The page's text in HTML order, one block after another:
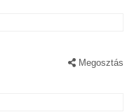
Megosztás